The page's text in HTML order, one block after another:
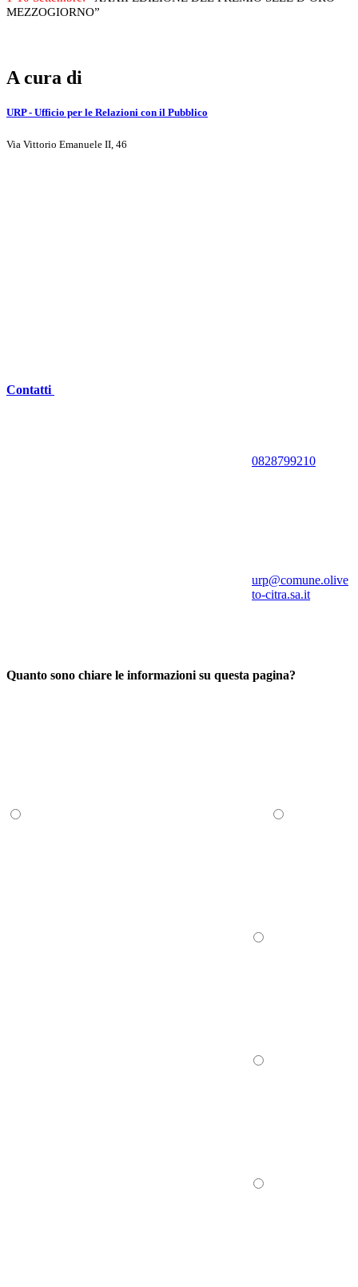
MEZZOGIORNO”
A cura di
URP - Ufficio per le Relazioni con il Pubblico
Via Vittorio Emanuele II, 46
Contatti
0828799210
urp@comune.olive
to-citra.sa.it
Quanto sono chiare le informazioni su questa pagina?